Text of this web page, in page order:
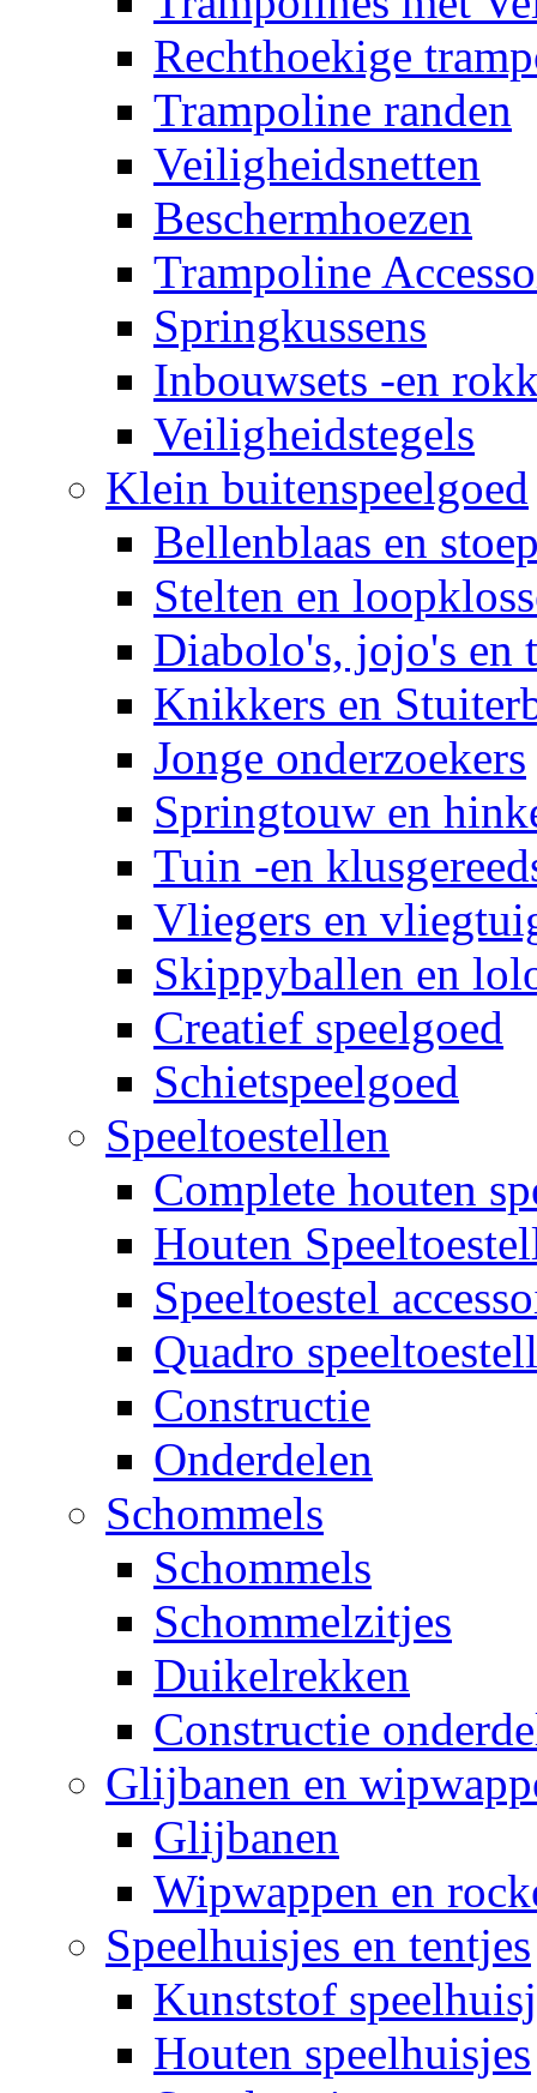
Rechthoekige
Trampoline randen
Veiligheidsnetten
Beschermhoezen
Trampoline
Springkussens
Inbouwsets -en
Veiligheidstegels
Klein buitenspeelgoed
Bellenblaas en
Stelten en
Diabolo's, jojo's en
Knikkers en
Jonge onderzoekers
Springtouw en
Tuin -en
Vliegers en
Skippyballen en
Creatief speelgoed
Schietspeelgoed
Speeltoestellen
Complete houten
Houten
Speeltoestel
Quadro
Constructie
Onderdelen
Schommels
Schommels
Schommelzitjes
Duikelrekken
Constructie
Glijbanen en
Glijbanen
Wipwappen en
Speelhuisjes en tentjes
Kunststof
Houten speelhuisjes